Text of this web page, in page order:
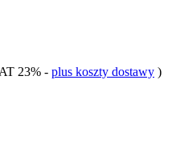
23% - plus koszty dostawy )